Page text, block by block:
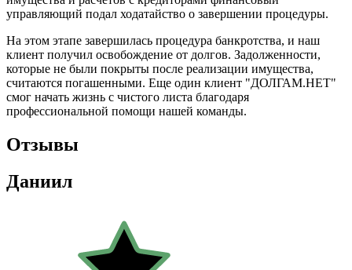
управляющий подал ходатайство о завершении процедуры.
На этом этапе завершилась процедура банкротства, и наш
клиент получил освобождение от долгов. Задолженности,
которые не были покрыты после реализации имущества,
считаются погашенными. Еще один клиент "ДОЛГАМ.НЕТ"
смог начать жизнь с чистого листа благодаря
профессиональной помощи нашей команды.
Отзывы
Даниил